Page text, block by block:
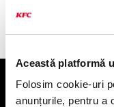
Această platformă
Folosim cookie-uri
anunțurile, pentru a